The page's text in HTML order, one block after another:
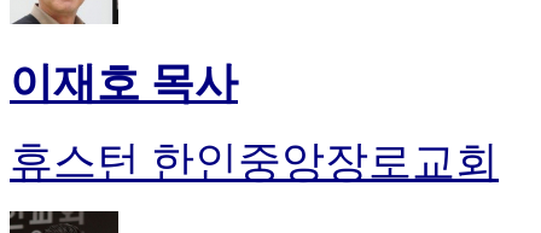
이재호 목사
휴스턴 한인중앙장로교회